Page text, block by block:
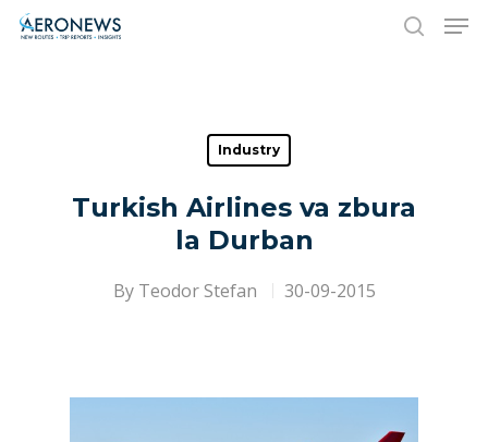
Hit enter to search or ESC to close
Industry
Turkish Airlines va zbura
la Durban
By Teodor Stefan 30-09-2015